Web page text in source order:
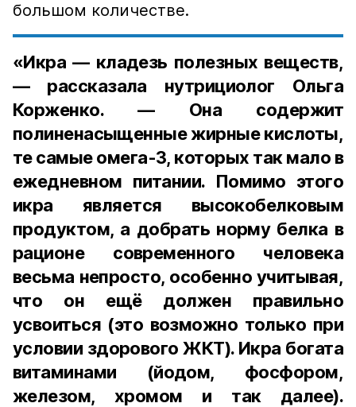
большом количестве.
«Икра — кладезь полезных веществ,
— рассказала нутрициолог Ольга
Корженко. — Она содержит
полиненасыщенные жирные кислоты,
те самые омега-3, которых так мало в
ежедневном питании. Помимо этого
икра является высокобелковым
продуктом, а добрать норму белка в
рационе современного человека
весьма непросто, особенно учитывая,
что он ещё должен правильно
усвоиться (это возможно только при
условии здорового ЖКТ). Икра богата
витаминами (йодом, фосфором,
железом, хромом и так далее).